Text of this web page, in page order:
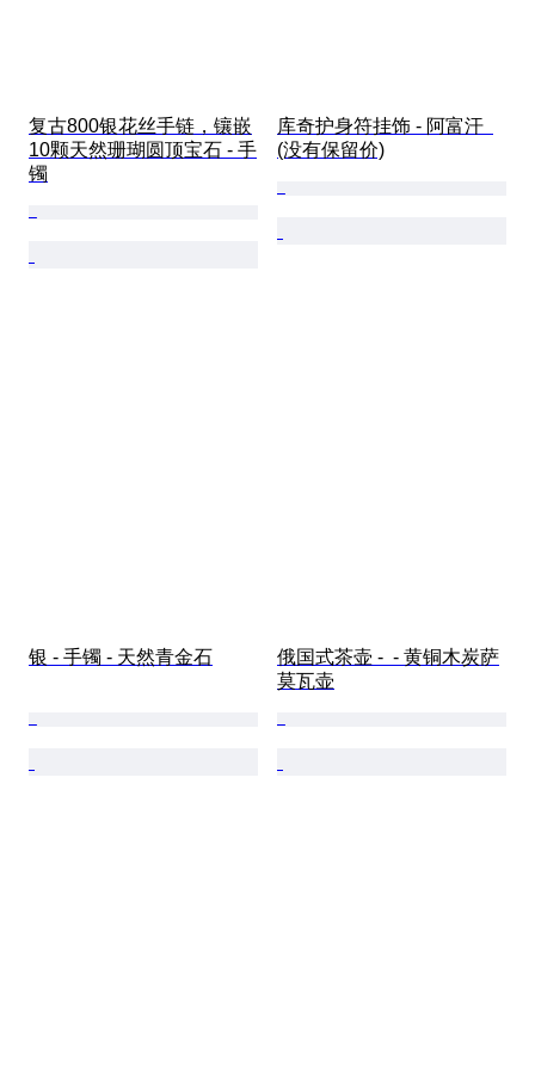
复古800银花丝手链，镶嵌
10颗天然珊瑚圆顶宝石 - 手
镯
库奇护身符挂饰 - 阿富汗
(没有保留价)
银 - 手镯 - 天然青金石
俄国式茶壶 -  - 黄铜木炭萨
莫瓦壶